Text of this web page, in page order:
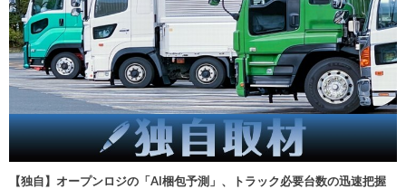
【独自】オープンロジの「AI梱包予測」、トラック必要台数の迅速把握